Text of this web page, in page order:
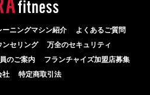
ーニングマシン紹介
よくあるご質問
ンセリング
万全のセキュリティ
のご案内
フランチャイズ加盟店募集
社
特定商取引法